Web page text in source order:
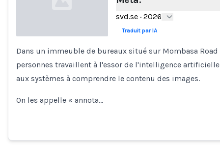
svd.se· 2026
Traduit par IA
Dans un immeuble de bureaux situé sur Mombasa
personnes travaillent à l'essor de l'intelligence
aux systèmes à comprendre le contenu des images.
On les appelle « annota…